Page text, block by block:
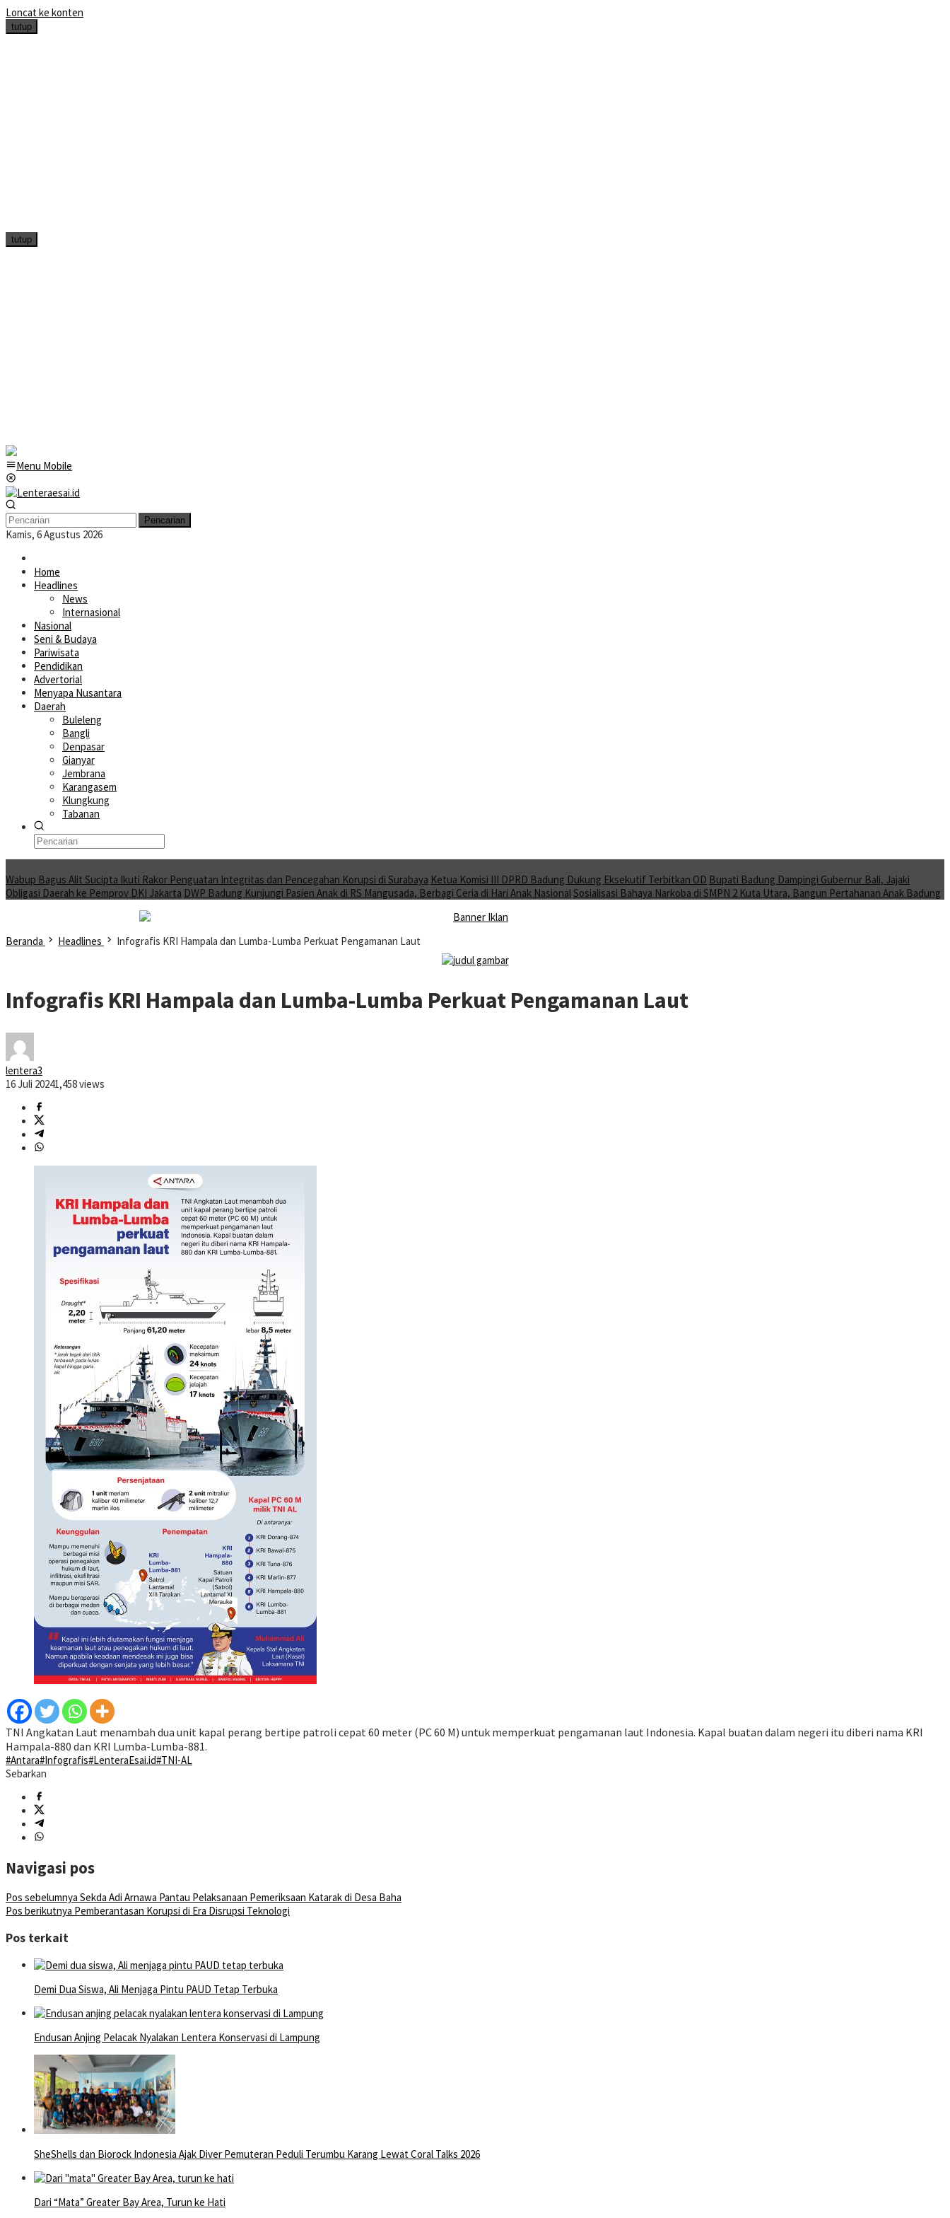
Loncat ke konten
tutup
tutup
Menu Mobile
Pencarian
Kamis, 6 Agustus 2026
Home
Headlines
News
Internasional
Nasional
Seni & Budaya
Pariwisata
Pendidikan
Advertorial
Menyapa Nusantara
Daerah
Buleleng
Bangli
Denpasar
Gianyar
Jembrana
Karangasem
Klungkung
Tabanan
Wabup Bagus Alit Sucipta Ikuti Rakor Penguatan Integritas dan Pencegahan Korupsi di Surabaya Ketua Komisi III DPRD Badung Dukung Eksekutif Terbitkan OD Bupati Badung Dampingi Gubernur Bali, Jajaki
Obligasi Daerah ke Pemprov DKI Jakarta DWP Badung Kunjungi Pasien Anak di RS Mangusada, Berbagi Ceria di Hari Anak NasionalSosialisasi Bahaya Narkoba di SMPN 2 Kuta Utara, Bangun Pertahanan Anak Badung
Beranda Headlines Infografis KRI Hampala dan Lumba-Lumba Perkuat Pengamanan Laut
Infografis KRI Hampala dan Lumba-Lumba Perkuat Pengamanan Laut
lentera3
16 Juli 20241,458 views
TNI Angkatan Laut menambah dua unit kapal perang bertipe patroli cepat 60 meter (PC 60 M) untuk memperkuat pengamanan laut Indonesia. Kapal buatan dalam negeri itu diberi nama KRI
Hampala-880 dan KRI Lumba-Lumba-881.
#Antara#Infografis#LenteraEsai.id#TNI-AL
Sebarkan
Navigasi pos
Pos sebelumnya Sekda Adi Arnawa Pantau Pelaksanaan Pemeriksaan Katarak di Desa Baha
Pos berikutnya Pemberantasan Korupsi di Era Disrupsi Teknologi
Pos terkait
Demi Dua Siswa, Ali Menjaga Pintu PAUD Tetap Terbuka
Endusan Anjing Pelacak Nyalakan Lentera Konservasi di Lampung
SheShells dan Biorock Indonesia Ajak Diver Pemuteran Peduli Terumbu Karang Lewat Coral Talks 2026
Dari “Mata” Greater Bay Area, Turun ke Hati